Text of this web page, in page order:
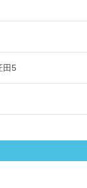
田5